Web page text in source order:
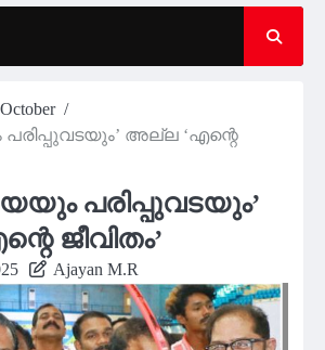
October
പരിപ്പുവടയും’ അല്ല ‘എന്റെ
പരിപ്പുവടയും’
ജീവിതം’
Ajayan M.R